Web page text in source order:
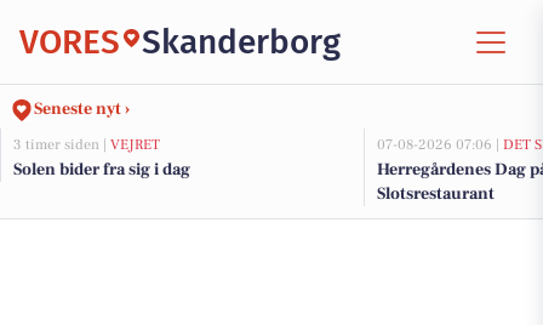
VORES Skanderborg
Seneste nyt ›
3 timer siden | VEJRET
Solen bider fra sig i dag
07-08-2026 07:06 | DET
Herregårdenes Dag
Slotsrestaurant